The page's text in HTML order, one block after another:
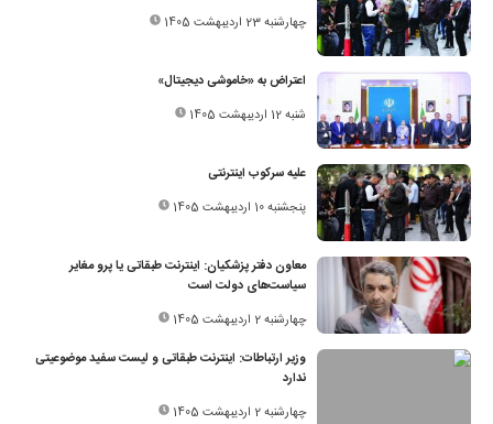
چهارشنبه 23 اردیبهشت 1405
اعتراض به «خاموشی دیجیتال»
شنبه 12 اردیبهشت 1405
علیه سرکوب اینترنتی
پنجشنبه 10 اردیبهشت 1405
معاون دفتر پزشکیان: اینترنت طبقاتی یا پرو مغایر
سیاست‌های دولت است
چهارشنبه 2 اردیبهشت 1405
وزیر ارتباطات: اینترنت طبقاتی و لیست سفید موضوعیتی
ندارد
چهارشنبه 2 اردیبهشت 1405